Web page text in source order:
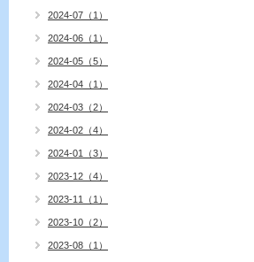
2024-07（1）
2024-06（1）
2024-05（5）
2024-04（1）
2024-03（2）
2024-02（4）
2024-01（3）
2023-12（4）
2023-11（1）
2023-10（2）
2023-08（1）